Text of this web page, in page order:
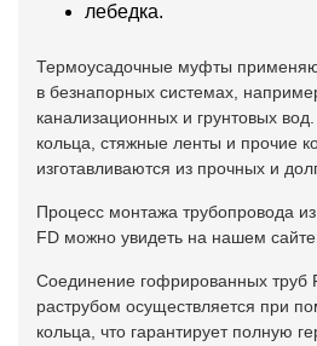
лебедка.
Термоусадочные муфты
в безнапорных системах,
канализационных и грунтовых
кольца, стяжные ленты и прочие
изготавливаются из прочных и
Процесс монтажа трубопровода
FD можно увидеть на нашем сайте.
Соединение гофрированных труб
раструбом осуществляется при
кольца, что гарантирует полную